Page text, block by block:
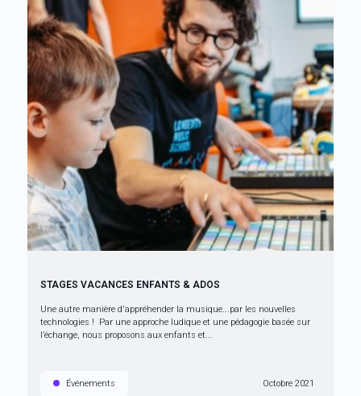
STAGES VACANCES ENFANTS & ADOS
Une autre manière d'appréhender la musique...par les nouvelles
technologies ! Par une approche ludique et une pédagogie basée sur
l’échange, nous proposons aux enfants et...
Événements Octobre 2021